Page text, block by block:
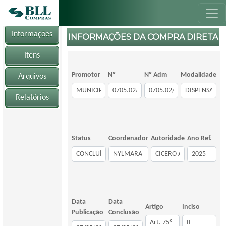
Informações
Itens
Arquivos
Relatórios
INFORMAÇÕES DA COMPRA DIRETA
Promotor Nº Nº Adm Modalidade
Status Coordenador Autoridade Ano Ref.
Data
Publicação
Data
Conclusão
Artigo Inciso